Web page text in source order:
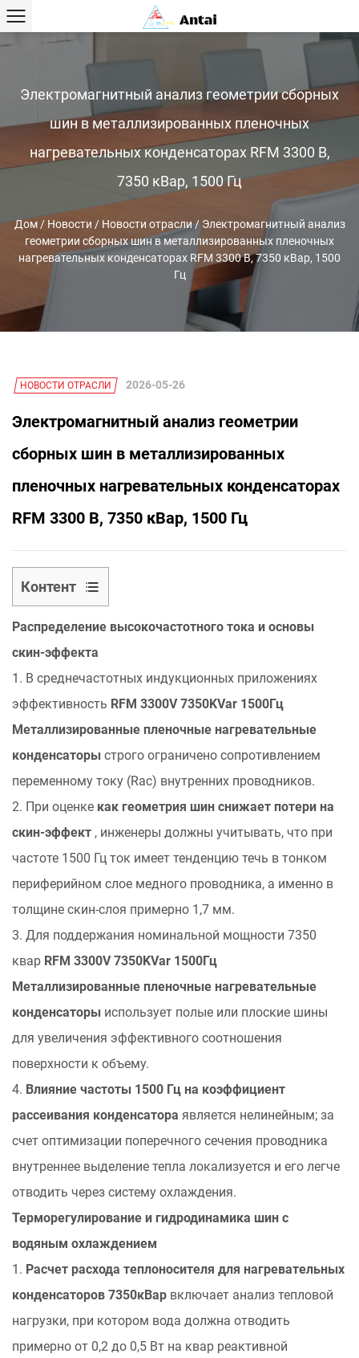
Электромагнитный анализ геометрии сборных
шин в металлизированных пленочных
нагревательных конденсаторах RFM 3300 В,
7350 кВар, 1500 Гц
Дом/ Новости / Новости отрасли/Электромагнитный анализ
геометрии сборных шин в металлизированных пленочных
нагревательных конденсаторах RFM 3300 В, 7350 кВар, 1500
Гц
НОВОСТИ ОТРАСЛИ 2026-05-26
Электромагнитный анализ геометрии
сборных шин в металлизированных
пленочных нагревательных конденсаторах
RFM 3300 В, 7350 кВар, 1500 Гц
Контент
1
Распределение
высокочастотного
тока
и
скин-
эффекта
2
Терморегулирование
с
водяным
охлаждением
3
механического
армирования
и
долговечности
диэлектриков
целостность
и
оптимизация
среднего
времени
5
Хардкорные
часто
Распределение высокочастотного тока и основы
скин-эффекта
1. В среднечастотных индукционных приложениях
эффективность RFM 3300V 7350KVar 1500Гц
Металлизированные пленочные нагревательные
конденсаторы строго ограничено сопротивлением
переменному току (Rac) внутренних проводников.
2. При оценке как геометрия шин снижает потери на
скин-эффект , инженеры должны учитывать, что при
частоте 1500 Гц ток имеет тенденцию течь в тонком
периферийном слое медного проводника, а именно в
толщине скин-слоя примерно 1,7 мм.
3. Для поддержания номинальной мощности 7350
квар RFM 3300V 7350KVar 1500Гц
Металлизированные пленочные нагревательные
конденсаторы использует полые или плоские шины
для увеличения эффективного соотношения
поверхности к объему.
4. Влияние частоты 1500 Гц на коэффициент
рассеивания конденсатора является нелинейным; за
счет оптимизации поперечного сечения проводника
внутреннее выделение тепла локализуется и его легче
отводить через систему охлаждения.
Терморегулирование и гидродинамика шин с
водяным охлаждением
1. Расчет расхода теплоносителя для нагревательных
конденсаторов 7350кВар включает анализ тепловой
нагрузки, при котором вода должна отводить
примерно от 0,2 до 0,5 Вт на квар реактивной